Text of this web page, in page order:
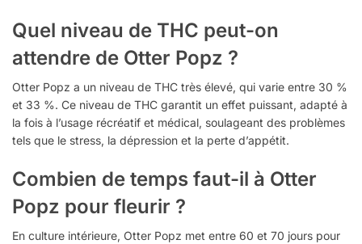
Quel niveau de THC peut-on
attendre de Otter Popz ?
Otter Popz a un niveau de THC très élevé, qui varie entre 30 %
et 33 %. Ce niveau de THC garantit un effet puissant, adapté à
la fois à l’usage récréatif et médical, soulageant des problèmes
tels que le stress, la dépression et la perte d’appétit.
Combien de temps faut-il à Otter
Popz pour fleurir ?
En culture intérieure, Otter Popz met entre 60 et 70 jours pour